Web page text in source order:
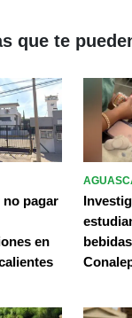
que te
pagar
en